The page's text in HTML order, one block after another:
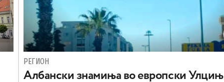
РЕГИОН
Aлбански знамиња во европски Улцињ